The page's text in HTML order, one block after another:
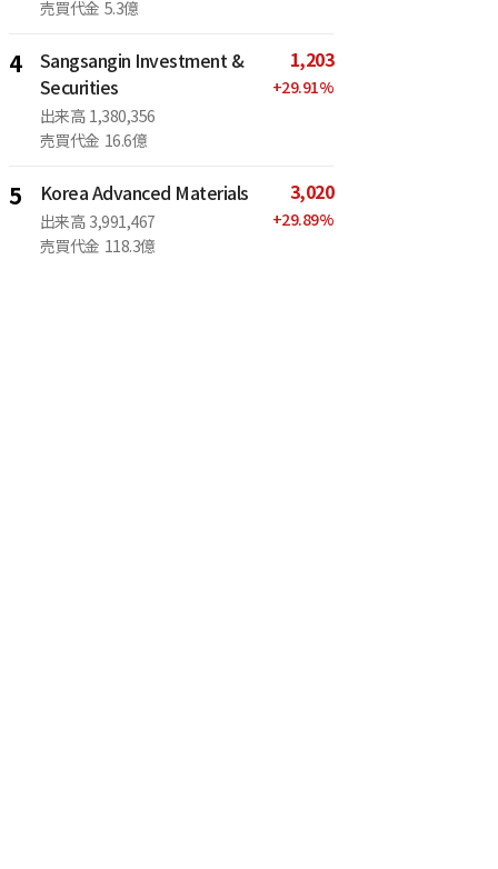
売買代金 5.3億
4
Sangsangin Investment &
Securities
出来高 1,380,356
売買代金 16.6億
1,203
+29.91%
5 Korea Advanced Materials
出来高 3,991,467
売買代金 118.3億
3,020
+29.89%